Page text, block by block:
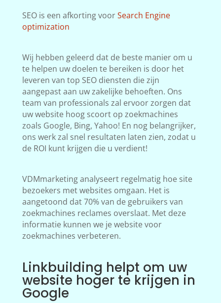
SEO is een afkorting voorSearch Engine
optimization
Wij hebben geleerd dat de beste manier om u
te helpen uw doelen te bereiken is door het
leveren van top SEO diensten die zijn
aangepast aan uw zakelijke behoeften. Ons
team van professionals zal ervoor zorgen dat
uw website hoog scoort op zoekmachines
zoals Google, Bing, Yahoo! En nog belangrijker,
ons werk zal snel resultaten laten zien, zodat u
de ROI kunt krijgen die u verdient!
VDMmarketing analyseert regelmatig hoe site
bezoekers met websites omgaan. Het is
aangetoond dat 70% van de gebruikers van
zoekmachines reclames overslaat. Met deze
informatie kunnen we je website voor
zoekmachines verbeteren.
Linkbuilding helpt om uw
website hoger te krijgen in
Google